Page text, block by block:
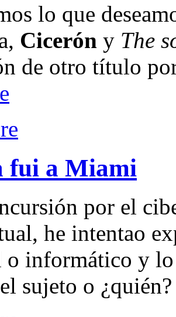
lo que
Cicerón y The
de otro título
fui a Miami
por el
he intentao
informático y lo
sujeto o ¿quién?